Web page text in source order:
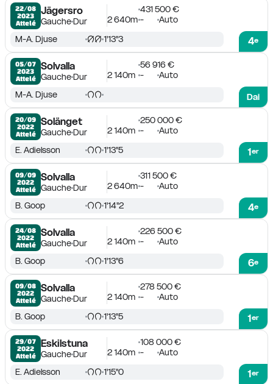
22/08
2023
Attelé
Jägersro
GaucheDur
431 500 €
2 640m - Auto
4e
M-A. Djuse 1'13''3
05/07
2023
Attelé
Solvalla
GaucheDur
56 916 €
2 140m -
Auto
Dai
M-A. Djuse
20/09
2022
Attelé
Solänget
GaucheDur
250 000 €
2 140m - Auto
1er
E. Adielsson 1'13''5
09/09
2022
Attelé
Solvalla
GaucheDur
311 500 €
2 640m - Auto
4e
B. Goop 1'14''2
24/08
2022
Attelé
Solvalla
GaucheDur
226 500 €
2 140m - Auto
6e
B. Goop 1'13''6
09/08
2022
Attelé
Solvalla
GaucheDur
278 500 €
2 140m - Auto
1er
B. Goop 1'13''5
29/07
2022
Attelé
Eskilstuna
GaucheDur
108 000 €
2 140m - Auto
1er
E. Adielsson 1'15''0